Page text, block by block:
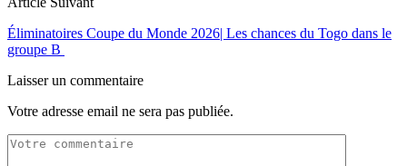
Éliminatoires Coupe du Monde 2026| Les chances du Togo dans le
groupe B
Laisser un commentaire
Votre adresse email ne sera pas publiée.